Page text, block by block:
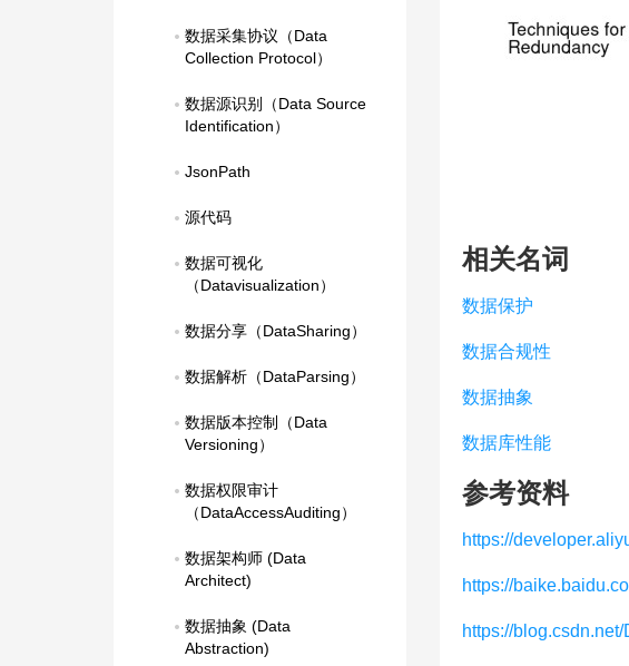
数据采集协议（Data
Collection Protocol）
数据源识别（Data Source
Identification）
JsonPath
源代码
数据可视化
（Datavisualization）
数据分享（DataSharing）
数据解析（DataParsing）
数据版本控制（Data
Versioning）
数据权限审计
（DataAccessAuditing）
数据架构师 (Data
Architect)
数据抽象 (Data
Abstraction)
相关名词
数据保护
数据合规性
数据抽象
数据库性能
参考资料
https://
https://
https://